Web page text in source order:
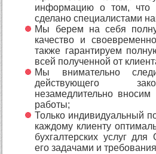
информацию о том, что
сделано специалистами
Мы берем на себя
качество и
также гарантируем
всей полученной от
Мы внимательно
действующего
незамедлительно
работы;
Только индивидуальный
каждому клиенту
бухгалтерских услуг
его задачами и